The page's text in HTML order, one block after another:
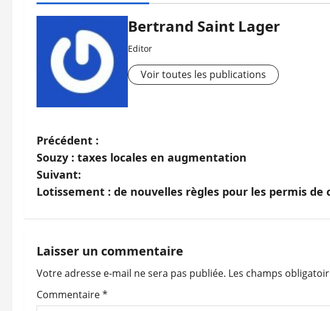
Bertrand Saint Lager
Editor
Voir toutes les publications
N
a
v
g
a
t
Précédent :
Souzy : taxes locales en augmentation
Suivant:
Lotissement : de nouvelles règles pour les permis de
Laisser un commentaire
Votre adresse e-mail ne sera pas publiée. Les champs
Commentaire*